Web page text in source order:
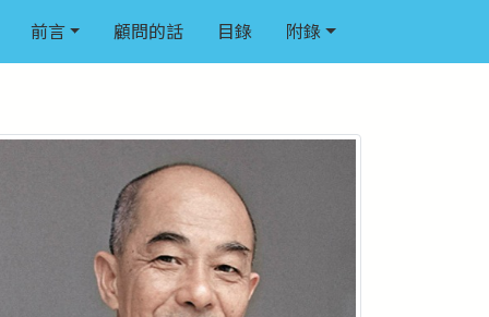
前言 顧問的話 目錄 附錄